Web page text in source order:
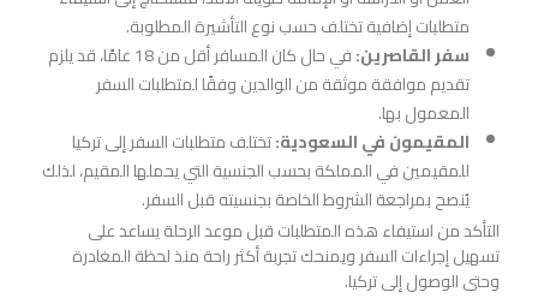
متطلبات إضافية تختلف حسب نوع التأشيرة المطلوبة.
سفر القاصرين:
في حال كان المسافر أقل من 18 عامًا، قد يلزم
تقديم موافقة موثقة من الوالدين وفقًا لمتطلبات السفر
المعمول بها.
المقيمون في السعودية:تختلف متطلبات السفر إلى تركيا
للمقيمين في المملكة بحسب الجنسية التي يحملها المقيم، لذلك
يُنصح بمراجعة الشروط الخاصة بجنسيته قبل السفر.
التأكد من استيفاء هذه المتطلبات قبل موعد الرحلة يساعد على
تسهيل إجراءات السفر ويمنحك تجربة أكثر راحة منذ لحظة المغادرة
وحتى الوصول إلى تركيا.